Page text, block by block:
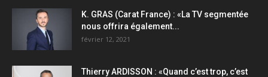
K. GRAS (Carat France) : «La TV segmentée
nous offrira également...
février 12, 2021
Thierry ARDISSON : «Quand c’est trop, c’est